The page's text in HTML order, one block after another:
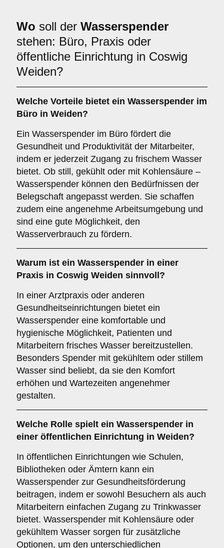
Wo soll der Wasserspender
stehen: Büro, Praxis oder
öffentliche Einrichtung in Coswig
Weiden?
Welche Vorteile bietet ein Wasserspender im
Büro in Weiden?
Ein Wasserspender im Büro fördert die
Gesundheit und Produktivität der Mitarbeiter,
indem er jederzeit Zugang zu frischem Wasser
bietet. Ob still, gekühlt oder mit Kohlensäure –
Wasserspender können den Bedürfnissen der
Belegschaft angepasst werden. Sie schaffen
zudem eine angenehme Arbeitsumgebung und
sind eine gute Möglichkeit, den
Wasserverbrauch zu fördern.
Warum ist ein Wasserspender in einer
Praxis in Coswig Weiden sinnvoll?
In einer Arztpraxis oder anderen
Gesundheitseinrichtungen bietet ein
Wasserspender eine komfortable und
hygienische Möglichkeit, Patienten und
Mitarbeitern frisches Wasser bereitzustellen.
Besonders Spender mit gekühltem oder stillem
Wasser sind beliebt, da sie den Komfort
erhöhen und Wartezeiten angenehmer
gestalten.
Welche Rolle spielt ein Wasserspender in
einer öffentlichen Einrichtung in Weiden?
In öffentlichen Einrichtungen wie Schulen,
Bibliotheken oder Ämtern kann ein
Wasserspender zur Gesundheitsförderung
beitragen, indem er sowohl Besuchern als auch
Mitarbeitern einfachen Zugang zu Trinkwasser
bietet. Wasserspender mit Kohlensäure oder
gekühltem Wasser sorgen für zusätzliche
Optionen, um den unterschiedlichen